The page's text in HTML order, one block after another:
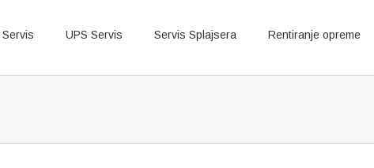
Servis UPS Servis Servis Splajsera Rentiranje opreme